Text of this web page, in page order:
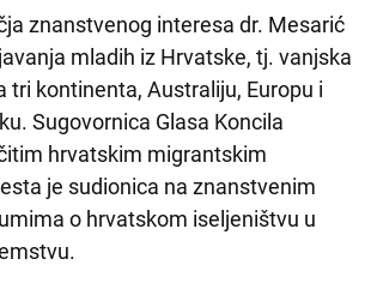
znanstvenog interesa dr. Mesarić
mladih iz Hrvatske, tj. vanjska
tri kontinenta, Australiju, Europu i
Sugovornica Glasa Koncila
hrvatskim migrantskim
je sudionica na znanstvenim
o hrvatskom iseljeništvu u